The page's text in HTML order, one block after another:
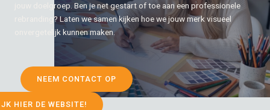
jouw doelgroep. Ben je net gestart of toe aan een professionele
rebranding? Laten we samen kijken hoe we jouw merk visueel
onvergetelijk kunnen maken.
NEEM CONTACT OP
HIER DE WEBSITE!